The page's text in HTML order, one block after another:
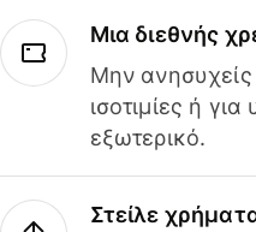
Μια διεθνής
Μην ανησυχείς
ισοτιμίες ή
εξωτερικό.
Στείλε